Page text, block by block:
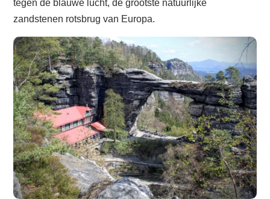
tegen de blauwe lucht, de grootste natuurlijke
zandstenen rotsbrug van Europa.